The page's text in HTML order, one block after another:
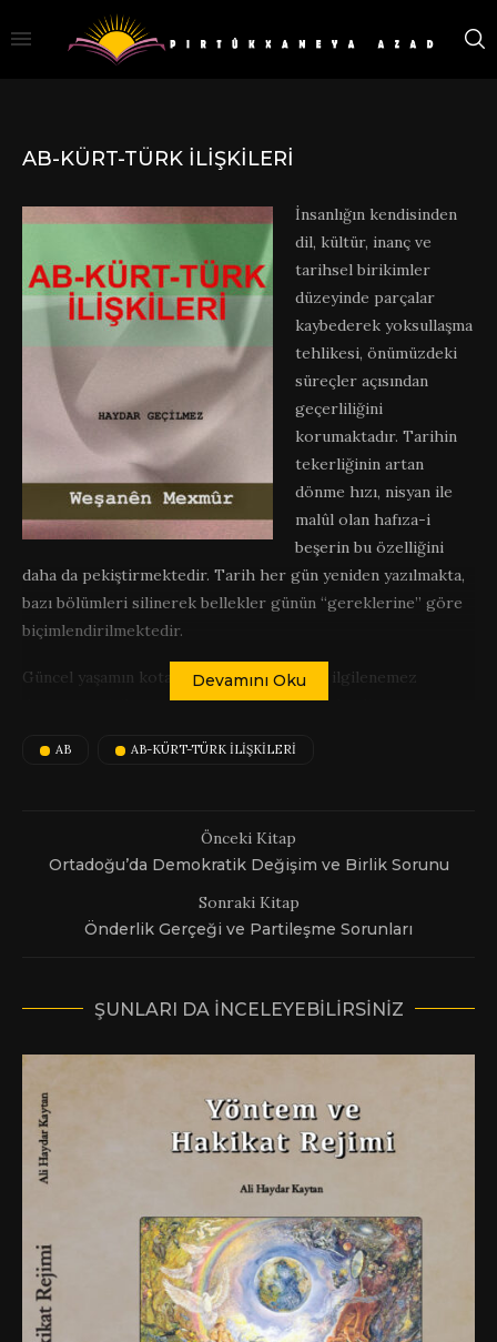
AB-KÜRT-TÜRK İLIŞKILERI
İnsanlığın kendisinden
dil, kültür, inanç ve
tarihsel birikimler
düzeyinde parçalar
kaybederek yoksullaşma
tehlikesi, önümüzdeki
süreçler açısından
geçerliliğini
korumaktadır. Tarihin
tekerliğinin artan
dönme hızı, nisyan ile
malûl olan hafıza-i
beşerin bu özelliğini
daha da pekiştirmektedir. Tarih her gün yeniden yazılmakta,
bazı bölümleri silinerek bellekler günün “gereklerine” göre
biçimlendirilmektedir.
Güncel yaşamın kotarılmasından fazlasıyla ilgilenemez
duruma getirilen, toplumlar bu sonuca yönlendiren
geleceğin beklediği ile ilgilenemez görünmektedir. Hayalden,
konumu oluşturmaları ise egemen sistemi hiç
ilgilendirmemektedir…
Devamını Oku
AB AB-KÜRT-TÜRK ILIŞKILERI
Önceki Kitap
Ortadoğu’da Demokratik Değişim ve Birlik Sorunu
Sonraki Kitap
Önderlik Gerçeği ve Partileşme Sorunları
ŞUNLARI DA INCELEYEBILIRSINIZ